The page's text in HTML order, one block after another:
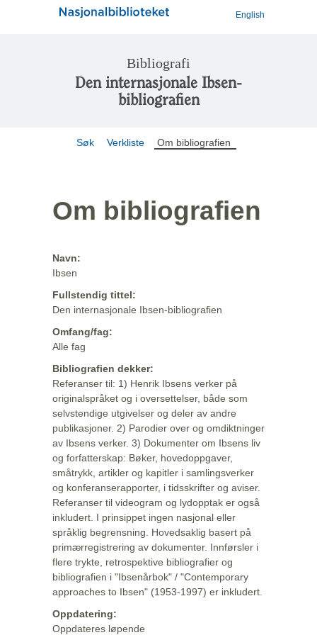
English
Bibliografi
Den internasjonale Ibsen-
bibliografien
Søk Verkliste Om bibliografien
Om bibliografien
Navn:
Ibsen
Fullstendig tittel:
Den internasjonale Ibsen-bibliografien
Omfang/fag:
Alle fag
Bibliografien dekker:
Referanser til: 1) Henrik Ibsens verker på
originalspråket og i oversettelser, både som
selvstendige utgivelser og deler av andre
publikasjoner. 2) Parodier over og omdiktninger
av Ibsens verker. 3) Dokumenter om Ibsens liv
og forfatterskap: Bøker, hovedoppgaver,
småtrykk, artikler og kapitler i samlingsverker
og konferanserapporter, i tidsskrifter og aviser.
Referanser til videogram og lydopptak er også
inkludert. I prinsippet ingen nasjonal eller
språklig begrensning. Hovedsaklig basert på
primærregistrering av dokumenter. Innførsler i
flere trykte, retrospektive bibliografier og
bibliografien i "Ibsenårbok" / "Contemporary
approaches to Ibsen" (1953-1997) er inkludert.
Oppdatering:
Oppdateres løpende